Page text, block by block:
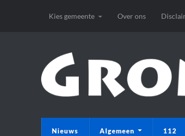
Kies gemeente Over ons
Nieuws Algemeen 112